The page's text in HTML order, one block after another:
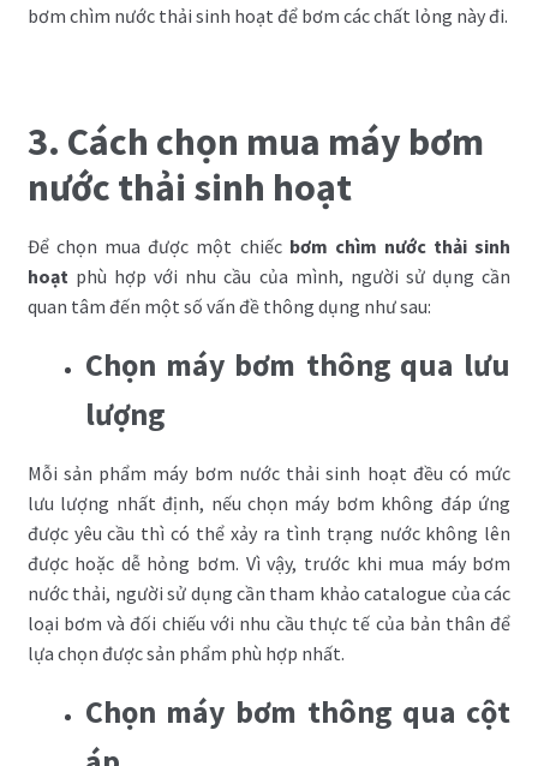
bơm chìm nước thải sinh hoạt để bơm các chất lỏng này đi.
3. Cách chọn mua máy bơm
nước thải sinh hoạt
Để chọn mua được một chiếc bơm chìm nước thải sinh
hoạt phù hợp với nhu cầu của mình, người sử dụng cần
quan tâm đến một số vấn đề thông dụng như sau:
Chọn máy bơm thông qua lưu
lượng
Mỗi sản phẩm máy bơm nước thải sinh hoạt đều có mức
lưu lượng nhất định, nếu chọn máy bơm không đáp ứng
được yêu cầu thì có thể xảy ra tình trạng nước không lên
được hoặc dễ hỏng bơm. Vì vậy, trước khi mua máy bơm
nước thải, người sử dụng cần tham khảo catalogue của các
loại bơm và đối chiếu với nhu cầu thực tế của bản thân để
lựa chọn được sản phẩm phù hợp nhất.
Chọn máy bơm thông qua cột